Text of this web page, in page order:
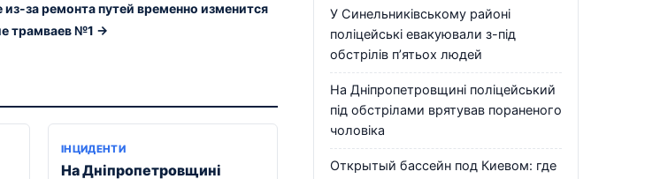
из-за ремонта путей временно изменится
трамваев №1 →
ІНЦИДЕНТИ
На Дніпропетровщині
У Синельниківському районі
поліцейські евакуювали з-під
обстрілів п’ятьох людей
На Дніпропетровщині поліцейський
під обстрілами врятував пораненого
чоловіка
Открытый бассейн под Киевом: где